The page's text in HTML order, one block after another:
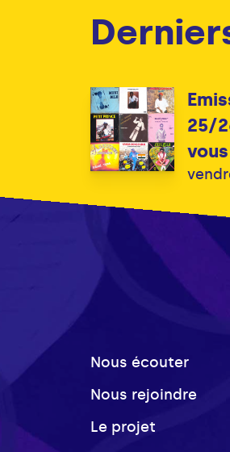
25/
Nous écouter
Nous rejoindre
Le projet